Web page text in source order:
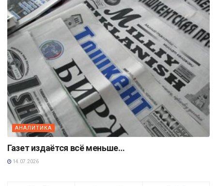
АНАЛИТИКА
Газет издаётся всё меньше…
14.07.2026